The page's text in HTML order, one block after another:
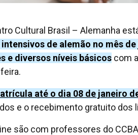
Cultural Brasil – Alemanha
de alemão no mês
e diversos níveis básicos com
até o dia 08 de janeiro
e o recebimento gratuito dos
são com professores do